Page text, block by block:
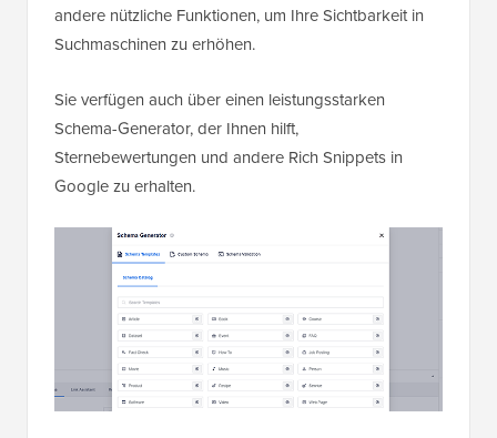
andere nützliche Funktionen, um Ihre Sichtbarkeit in
Suchmaschinen zu erhöhen.
Sie verfügen auch über einen leistungsstarken
Schema-Generator, der Ihnen hilft,
Sternebewertungen und andere Rich Snippets in
Google zu erhalten.